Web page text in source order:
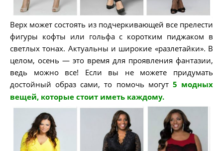
Верх может состоять из подчеркивающей все прелести
фигуры кофты или гольфа с коротким пиджаком в
светлых тонах. Актуальны и широкие «разлетайки». В
целом, осень — это время для проявления фантазии,
ведь можно все! Если вы не можете придумать
достойный образ сами, то помочь могут 5 модных
вещей, которые стоит иметь каждому.